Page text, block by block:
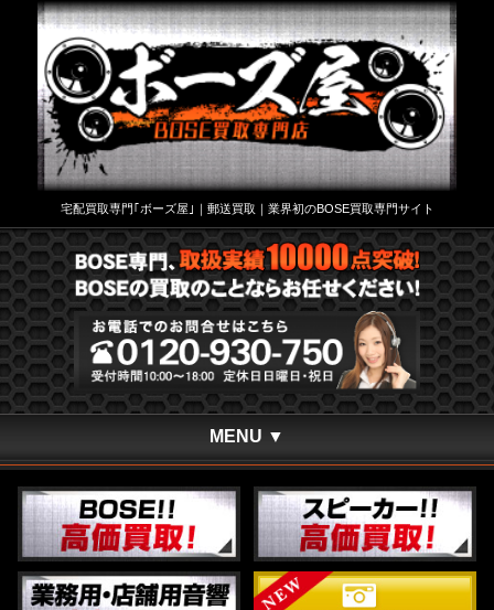
宅配買取専門｢ボーズ屋｣｜郵送買取｜業界初のBOSE買取専門サイト
MENU ▼